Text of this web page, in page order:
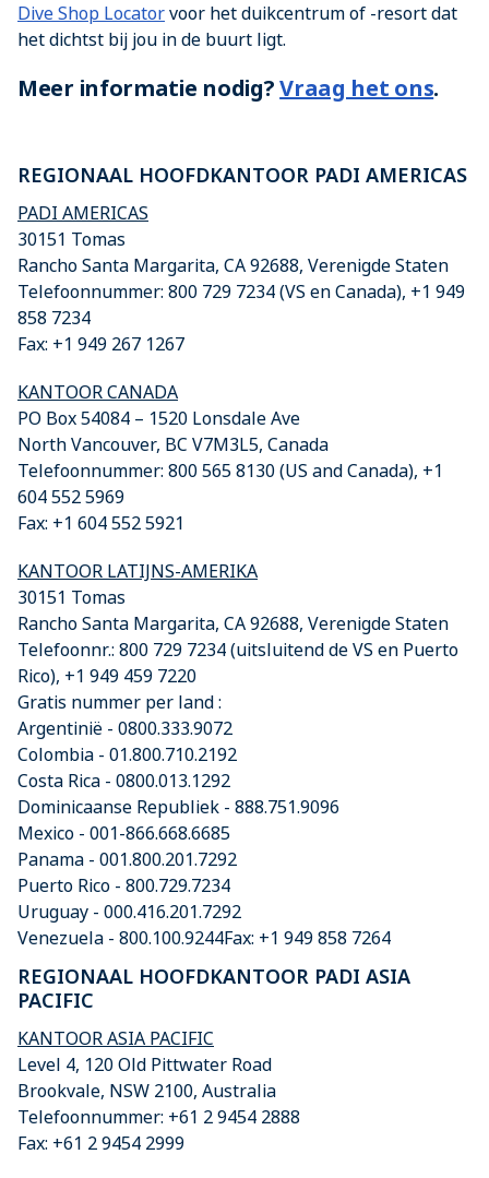
Dive Shop Locatorvoor het duikcentrum of -resort dat
het dichtst bij jou in de buurt ligt.
Meer informatie nodig?Vraag het ons.
REGIONAAL HOOFDKANTOOR PADI AMERICAS
PADI AMERICAS
30151 Tomas
Rancho Santa Margarita, CA 92688, Verenigde Staten
Telefoonnummer: 800 729 7234 (VS en Canada), +1 949
858 7234
Fax: +1 949 267 1267
KANTOOR CANADA
PO Box 54084 – 1520 Lonsdale Ave
North Vancouver, BC V7M3L5, Canada
Telefoonnummer: 800 565 8130 (US and Canada), +1
604 552 5969
Fax: +1 604 552 5921
KANTOOR LATIJNS-AMERIKA
30151 Tomas
Rancho Santa Margarita, CA 92688, Verenigde Staten
Telefoonnr.: 800 729 7234 (uitsluitend de VS en Puerto
Rico), +1 949 459 7220
Gratis nummer per land :
Argentinië - 0800.333.9072
Colombia - 01.800.710.2192
Costa Rica - 0800.013.1292
Dominicaanse Republiek - 888.751.9096
Mexico - 001-866.668.6685
Panama - 001.800.201.7292
Puerto Rico - 800.729.7234
Uruguay - 000.416.201.7292
Venezuela - 800.100.9244Fax: +1 949 858 7264
REGIONAAL HOOFDKANTOOR PADI ASIA
PACIFIC
KANTOOR ASIA PACIFIC
Level 4, 120 Old Pittwater Road
Brookvale, NSW 2100, Australia
Telefoonnummer: +61 2 9454 2888
Fax: +61 2 9454 2999